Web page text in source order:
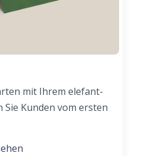
mit Ihrem elefant-
Kunden vom ersten